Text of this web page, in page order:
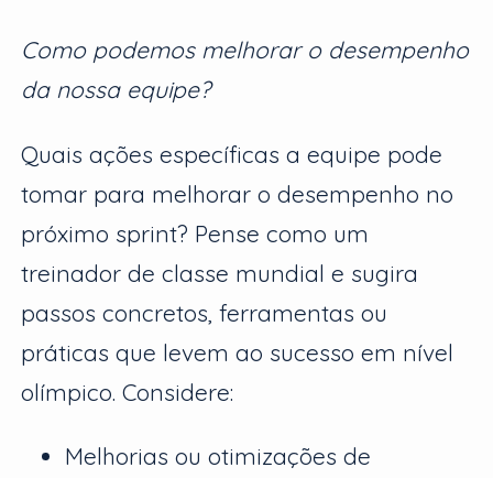
Como podemos melhorar o desempenho
da nossa equipe?
Quais ações específicas a equipe pode
tomar para melhorar o desempenho no
próximo sprint? Pense como um
treinador de classe mundial e sugira
passos concretos, ferramentas ou
práticas que levem ao sucesso em nível
olímpico. Considere:
Melhorias ou otimizações de